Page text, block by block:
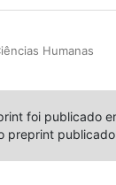
Humanas
foi publicado
preprint publicado